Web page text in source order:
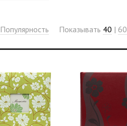
Популярность Показывать 40 | 60